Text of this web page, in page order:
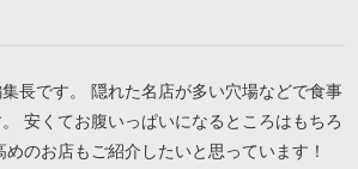
長です。 隠れた名店が多い穴場などで食事
安くてお腹いっぱいになるところはもちろ
のお店もご紹介したいと思っています！